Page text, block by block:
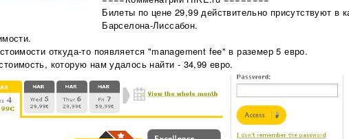
Билеты по цене 29,99 действительно присутствуют в
Барселона-Лиссабон.
откуда-то появляется "management fee" в раземер 5 евро.
которую нам удалось найти - 34,99 евро.